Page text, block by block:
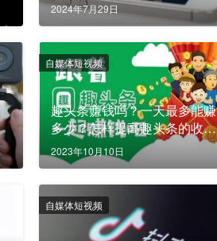
2024年7月29日
趣头条赚钱吗？一天最多能赚
多少？怎样提高趣头条的收
益？
2023年10月10日
自媒体短视频
自媒体短视频